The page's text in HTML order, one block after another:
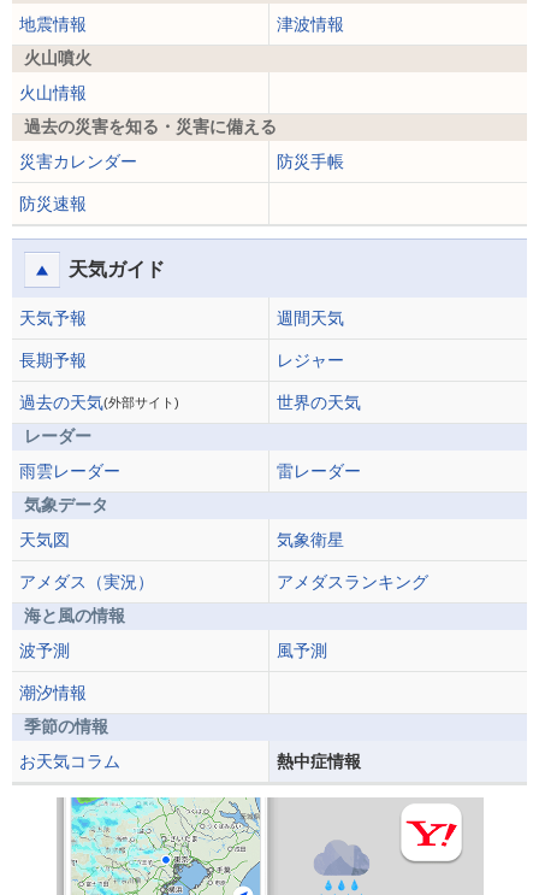
地震情報
津波情報
火山噴火
火山情報
過去の災害を知る・災害に備える
災害カレンダー
防災手帳
防災速報
天気ガイド
天気予報 週間天気
長期予報 レジャー
過去の天気(外部サイト)
世界の天気
レーダー
雨雲レーダー
雷レーダー
気象データ
天気図
気象衛星
アメダス（実況）
アメダスランキング
海と風の情報
波予測
風予測
潮汐情報
季節の情報
お天気コラム
熱中症情報